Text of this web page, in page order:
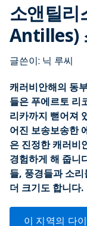
소앤틸리
Antilles)
글쓴이: 닉 루씨
캐러비안해의 동
들은 푸에르토 리
리카까지 뻗어져
어진 보송보송한
은 진정한 캐러비
경험하게 해 줍니
들, 풍경들과 소
더 크기도 합니다.
이 지역의 다